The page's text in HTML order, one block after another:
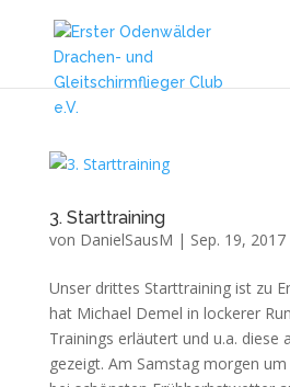
3. Starttraining
von DanielSausM | Sep. 19, 2017
Unser drittes Starttraining ist zu
hat Michael Demel in lockerer
Trainings erläutert und u.a. diese
gezeigt. Am Samstag morgen